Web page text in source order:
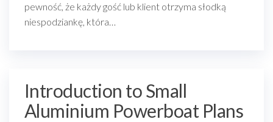
pewność, że każdy gość lub klient otrzyma słodką
niespodziankę, która…
Introduction to Small
Aluminium Powerboat Plans